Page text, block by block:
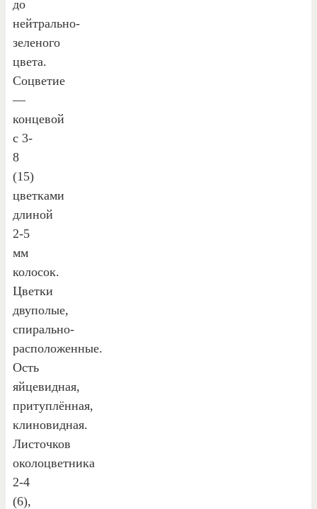
до
нейтрально-
зеленого
цвета.
Соцветие
—
концевой
с 3-
8
(15)
цветками
длиной
2-5
мм
колосок.
Цветки
двуполые,
спирально-
расположенные.
Ость
яйцевидная,
притуплённая,
клиновидная.
Листочков
околоцветника
2-4
(6),